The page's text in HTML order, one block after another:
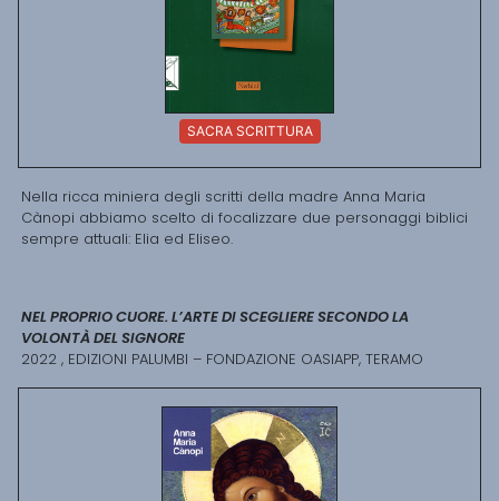
SACRA SCRITTURA
Nella ricca miniera degli scritti della madre Anna Maria
Cànopi abbiamo scelto di focalizzare due personaggi biblici
sempre attuali: Elia ed Eliseo.
NEL PROPRIO CUORE. L’ARTE DI SCEGLIERE SECONDO LA
VOLONTÀ DEL SIGNORE
2022 , EDIZIONI PALUMBI – FONDAZIONE OASIAPP, TERAMO